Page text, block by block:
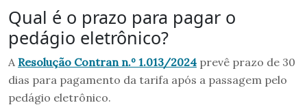
Qual é o prazo para pagar o
pedágio eletrônico?
A Resolução Contran n.º 1.013/2024 prevê prazo de 30
dias para pagamento da tarifa após a passagem pelo
pedágio eletrônico.